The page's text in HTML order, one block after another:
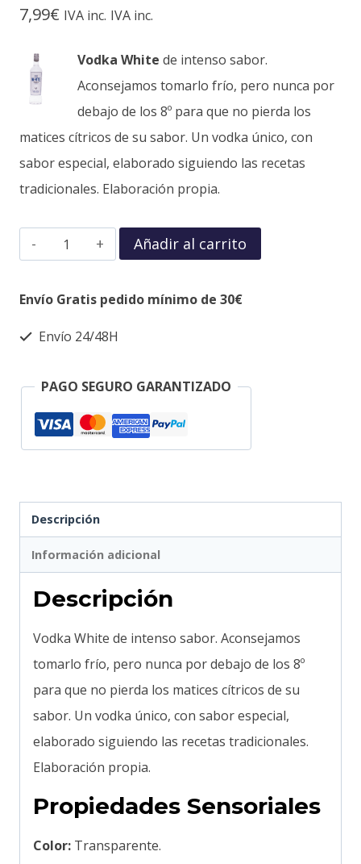
7,99€ IVA inc. IVA inc.
Vodka White de intenso sabor.
Aconsejamos tomarlo frío, pero nunca por
debajo de los 8º para que no pierda los
matices cítricos de su sabor. Un vodka único, con
sabor especial, elaborado siguiendo las recetas
tradicionales. Elaboración propia.
Añadir al carrito
Envío Gratis pedido mínimo de 30€
Envío 24/48H
PAGO SEGURO GARANTIZADO
Descripción
Información adicional
Descripción
Vodka White de intenso sabor. Aconsejamos
tomarlo frío, pero nunca por debajo de los 8º
para que no pierda los matices cítricos de su
sabor. Un vodka único, con sabor especial,
elaborado siguiendo las recetas tradicionales.
Elaboración propia.
Propiedades Sensoriales
Color: Transparente.